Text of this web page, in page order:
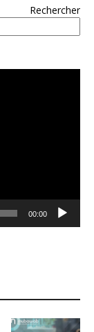
Rechercher
00:00